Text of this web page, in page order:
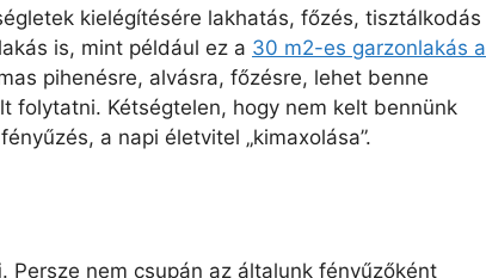
kielégítésére lakhatás, főzés, tisztálkodás
is, mint például ez a 30 m2-es garzonlakás a
pihenésre, alvásra, főzésre, lehet benne
folytatni. Kétségtelen, hogy nem kelt bennünk
a napi életvitel „kimaxolása”.
. Persze nem csupán az általunk fényűzőként